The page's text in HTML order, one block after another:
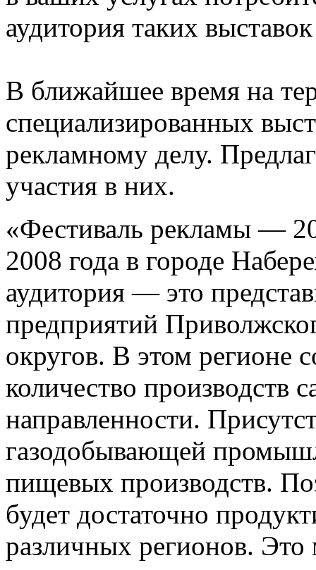
аудитория таких
В ближайшее время на
специализированных
рекламному делу.
участия в них.
«Фестиваль рекламы —
2008 года в городе
аудитория — это
предприятий
округов. В этом регионе
количество производств
направленности.
газодобывающей
пищевых производств.
будет достаточно
различных регионов.